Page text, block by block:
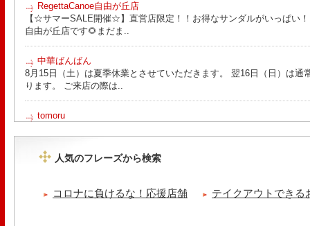
RegettaCanoe自由が丘店
【☆サマーSALE開催☆】直営店限定！！お得なサンダルがいっぱい
自由が丘店です🌻まだま..
中華ばんばん
8月15日（土）は夏季休業とさせていただきます。 翌16日（日）は通
ります。 ご来店の際は..
tomoru
煮込みました ニースの郷..
人気のフレーズから検索
コロナに負けるな！応援店舗 テイクアウトできる